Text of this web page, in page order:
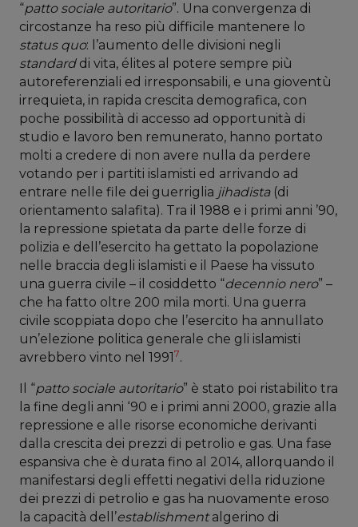
“patto sociale autoritario”. Una convergenza di
circostanze ha reso più difficile mantenere lo
status quo: l’aumento delle divisioni negli
standarddi vita, élites al potere sempre più
autoreferenziali ed irresponsabili, e una gioventù
irrequieta, in rapida crescita demografica, con
poche possibilità di accesso ad opportunità di
studio e lavoro ben remunerato, hanno portato
molti a credere di non avere nulla da perdere
votando per i partiti islamisti ed arrivando ad
entrare nelle file dei guerriglia jihadista(di
orientamento salafita). Tra il 1988 e i primi anni ’90,
la repressione spietata da parte delle forze di
polizia e dell’esercito ha gettato la popolazione
nelle braccia degli islamisti e il Paese ha vissuto
una guerra civile – il cosiddetto “decennio nero” –
che ha fatto oltre 200 mila morti. Una guerra
civile scoppiata dopo che l’esercito ha annullato
un’elezione politica generale che gli islamisti
avrebbero vinto nel 1991 7.
Il “patto sociale autoritario” è stato poi ristabilito tra
la fine degli anni ‘90 e i primi anni 2000, grazie alla
repressione e alle risorse economiche derivanti
dalla crescita dei prezzi di petrolio e gas. Una fase
espansiva che è durata fino al 2014, allorquando il
manifestarsi degli effetti negativi della riduzione
dei prezzi di petrolio e gas ha nuovamente eroso
la capacità dell’establishmentalgerino di